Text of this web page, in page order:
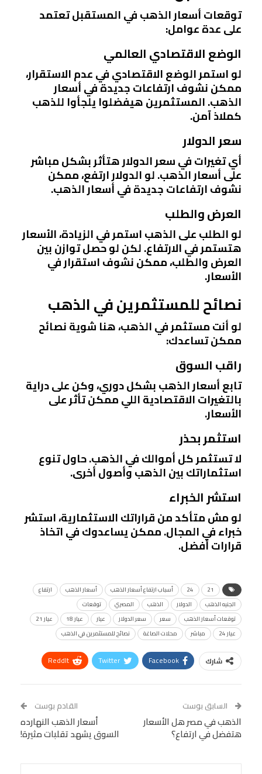
توقعات أسعار الذهب في المستقبل تعتمد
على عدة عوامل:
الوضع الاقتصادي العالمي
لو استمر الوضع الاقتصادي في عدم الاستقرار،
ممكن نشوف ارتفاعات جديدة في أسعار
الذهب. المستثمرين هيفضلوا يلجأوا للذهب
كملاذ آمن.
سعر الدولار
أي تغيرات في سعر الدولار هتأثر بشكل مباشر
على أسعار الذهب. لو الدولار ارتفع، ممكن
نشوف ارتفاعات جديدة في أسعار الذهب.
العرض والطلب
لو الطلب على الذهب استمر في الزيادة، الأسعار
هتستمر في الارتفاع. لكن لو حصل توازن بين
العرض والطلب، ممكن نشوف استقرار في
الأسعار.
نصائح للمستثمرين في الذهب
لو أنت مستثمر في الذهب، هنا شوية نصائح
ممكن تساعدك:
راقب السوق
تابع أسعار الذهب بشكل دوري، وكن على دراية
بالتغيرات الاقتصادية اللي ممكن تأثر على
الأسعار.
استثمر بحذر
لا تستثمر كل أموالك في الذهب. حاول تنوع
استثماراتك بين الذهب وأصول أخرى.
استشر الخبراء
لو مش متأكد من قراراتك الاستثمارية، استشر
خبراء في المجال. ممكن يساعدوك في اتخاذ
قرارات أفضل.
21
24 أسباب ارتفاع أسعار الذهب أسعار الذهب
ارتفاع
الجنيه الذهب
الدولار الذهب المصري
توقعات
توقعات أسعار الذهب
سعر سعر الدولار عيار عيار 18
عيار 21
عيار 24
مباشر محلات الصاغة نصائح للمستثمرين في الذهب
شارك Facebook
Twitter
ReddIt
Tumblr
البريد الإلكتروني
StumbleUpon
VK
Digg
LINE
BlackBerry
Viber
السابق بوست
الذهب في مصر هل الأسعار
هتفضل في ارتفاع؟
القادم بوست
أسعار الذهب النهارده
السوق يشهد تقلبات مثيرة!